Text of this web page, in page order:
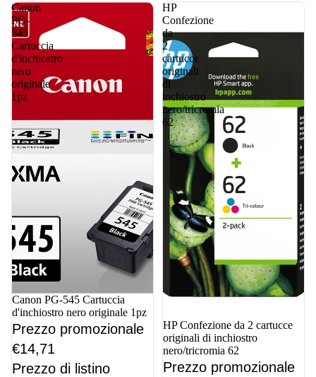
Canon
PG-
545
Cartuccia
d'inchiostro
nero
originale
1pz
In offerta
Canon PG-545 Cartuccia
d'inchiostro nero originale 1pz
Prezzo promozionale
€14,71
Prezzo di listino
HP
Confezione
da
2
cartucce
originali
di
inchiostro
nero/tricromia
62
In offerta
HP Confezione da 2 cartucce
originali di inchiostro
nero/tricromia 62
Prezzo promozionale